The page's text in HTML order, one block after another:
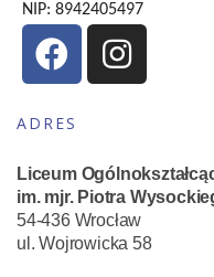
NIP: 8942405497
ADRES
Liceum
im. mjr. Piotra
54-436 Wrocław
ul. Wojrowicka 58